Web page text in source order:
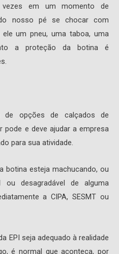
em um momento de
nosso pé se chocar com
um pneu, uma taboa, uma
a proteção da botina é
de opções de calçados de
pode e deve ajudar a empresa
para sua atividade.
botina esteja machucando, ou
ou desagradável de alguma
a CIPA, SESMT ou
EPI seja adequado à realidade
é normal que aconteça, por